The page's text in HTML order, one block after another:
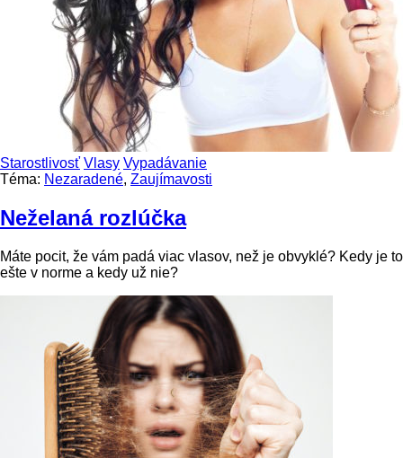
Starostlivosť Vlasy Vypadávanie
Téma: Nezaradené, Zaujímavosti
Neželaná rozlúčka
Máte pocit, že vám padá viac vlasov, než je obvyklé? Kedy je to
ešte v norme a kedy už nie?